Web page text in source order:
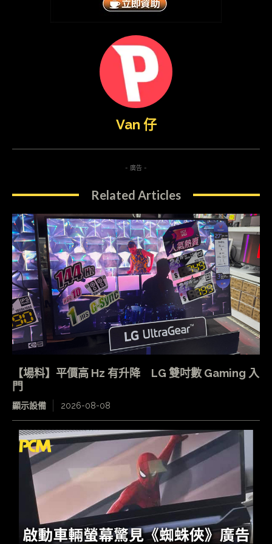
Van 仔
- 廣告 -
Related Articles
【場料】平價高 Hz 有升降 LG 雙吋數 Gaming 入
門
顯示設備 2026-08-08